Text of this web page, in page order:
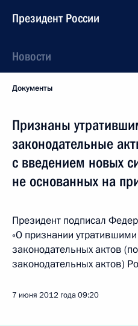
Президент России
Новости
Документы
Признаны
законодательные
с введением новых
не основанных на
Президент подписал
«О признании
законодательных актов
законодательных актов)
7 июня 2012 года09:20